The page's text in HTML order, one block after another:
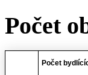
Počet
Počet